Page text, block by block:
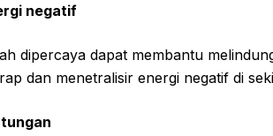
negatif
dipercaya dapat membantu
dan menetralisir energi negatif di